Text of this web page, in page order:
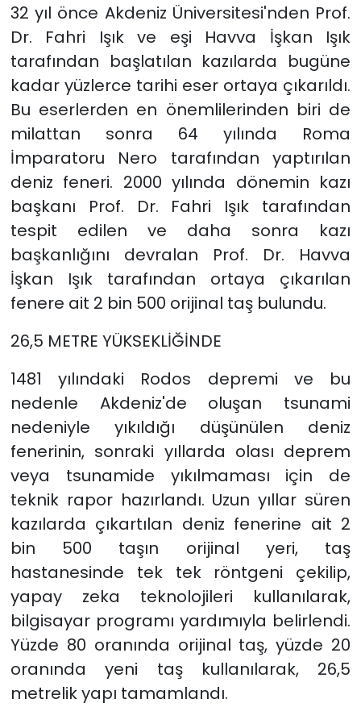
32 yıl önce Akdeniz Üniversitesi'nden Prof.
Dr. Fahri Işık ve eşi Havva İşkan Işık
tarafından başlatılan kazılarda bugüne
kadar yüzlerce tarihi eser ortaya çıkarıldı.
Bu eserlerden en önemlilerinden biri de
milattan sonra 64 yılında Roma
İmparatoru Nero tarafından yaptırılan
deniz feneri. 2000 yılında dönemin kazı
başkanı Prof. Dr. Fahri Işık tarafından
tespit edilen ve daha sonra kazı
başkanlığını devralan Prof. Dr. Havva
İşkan Işık tarafından ortaya çıkarılan
fenere ait 2 bin 500 orijinal taş bulundu.
26,5 METRE YÜKSEKLİĞİNDE
1481 yılındaki Rodos depremi ve bu
nedenle Akdeniz'de oluşan tsunami
nedeniyle yıkıldığı düşünülen deniz
fenerinin, sonraki yıllarda olası deprem
veya tsunamide yıkılmaması için de
teknik rapor hazırlandı. Uzun yıllar süren
kazılarda çıkartılan deniz fenerine ait 2
bin 500 taşın orijinal yeri, taş
hastanesinde tek tek röntgeni çekilip,
yapay zeka teknolojileri kullanılarak,
bilgisayar programı yardımıyla belirlendi.
Yüzde 80 oranında orijinal taş, yüzde 20
oranında yeni taş kullanılarak, 26,5
metrelik yapı tamamlandı.